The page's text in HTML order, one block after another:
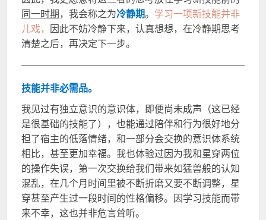
同一时期，我会称之为冷静期。 学习一项新技能并非
儿戏， 因此不妨冷静下来，认真想想，在冷静期思考
清楚之后，再决定下一步。
技能并非必需品。
我见过有独立意识的意识体，即便尚未成声（这已经
是很基础的技能了），也能通过陪伴和行为很好地分
担了宿主的低落情绪，和一部分会交换的意识体系统
相比，甚至更加幸福。我也体验过因为我和星穿两位
的操作失误，第一次交换给我们带来如猛兽般的认知
混乱，在几个月时间里被不断折磨又要不断调整，星
穿甚至产生过一段时间的性格偏移。因学习技能而带
来不幸，这也并非危言耸听。